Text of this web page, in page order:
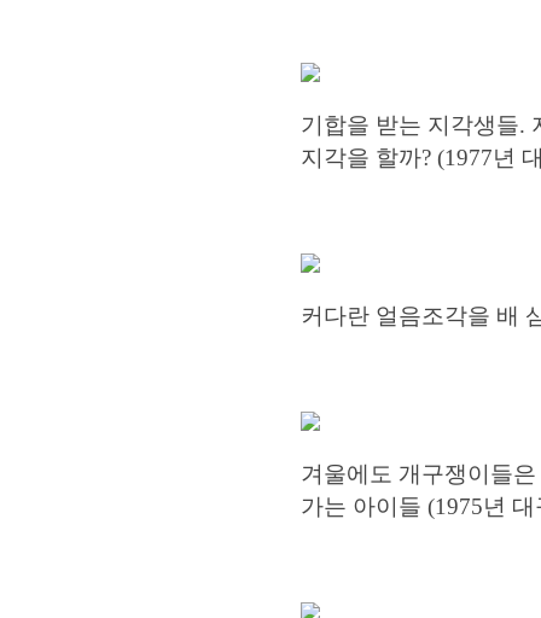
기합을 받는 지각생들.
지각을 할까? (1977년
커다란 얼음조각을 배
겨울에도 개구쟁이들
가는 아이들 (1975년